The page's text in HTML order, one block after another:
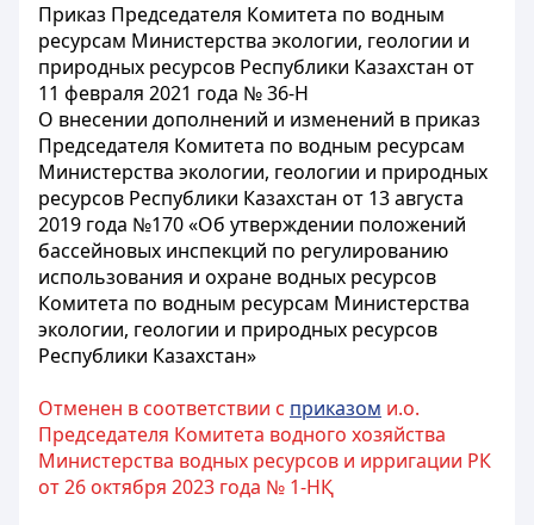
Приказ Председателя Комитета по водным
ресурсам Министерства экологии, геологии и
природных ресурсов Республики Казахстан от
11 февраля 2021 года № 36-Н
О внесении дополнений и изменений в приказ
Председателя Комитета по водным ресурсам
Министерства экологии, геологии и природных
ресурсов Республики Казахстан от 13 августа
2019 года №170 «Об утверждении положений
бассейновых инспекций по регулированию
использования и охране водных ресурсов
Комитета по водным ресурсам Министерства
экологии, геологии и природных ресурсов
Республики Казахстан»
Отменен в соответствии с приказом и.о.
Председателя Комитета водного хозяйства
Министерства водных ресурсов и ирригации РК
от 26 октября 2023 года № 1-НҚ